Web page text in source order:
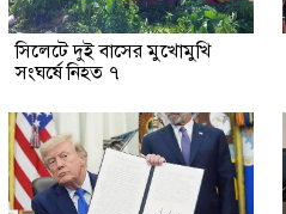
সিলেটে দুই বাসের মুখোমুখি
সংঘর্ষে নিহত ৭